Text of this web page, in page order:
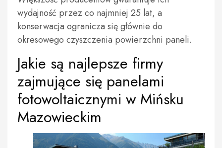
wydajność przez co najmniej 25 lat, a
konserwacja ogranicza się głównie do
okresowego czyszczenia powierzchni paneli.
Jakie są najlepsze firmy
zajmujące się panelami
fotowoltaicznymi w Mińsku
Mazowieckim